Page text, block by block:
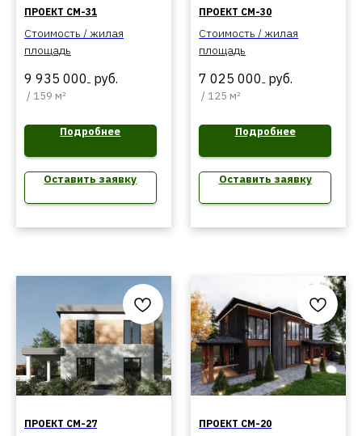
ПРОЕКТ СМ-31
Стоимость / жилая
площадь
9 935 000 руб.
/ 159 м²
Подробнее
Оставить заявку
ПРОЕКТ СМ-30
Стоимость / жилая
площадь
7 025 000 руб.
/ 125 м²
Подробнее
Оставить заявку
ПРОЕКТ СМ-27 ПРОЕКТ СМ-20